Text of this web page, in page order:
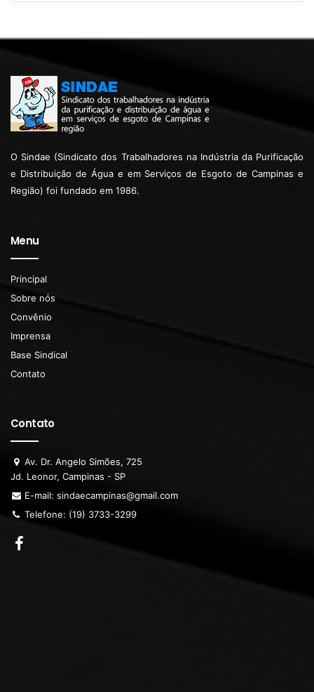
O Sindae (Sindicato dos Trabalhadores na Indústria da Purificação
e Distribuição de Água e em Serviços de Esgoto de Campinas e
Região) foi fundado em 1986.
Menu
Principal
Sobre nós
Convênio
Imprensa
Base Sindical
Contato
Contato
Av. Dr. Angelo Simões, 725
Jd. Leonor, Campinas - SP
E-mail: sindaecampinas@gmail.com
Telefone: (19) 3733-3299